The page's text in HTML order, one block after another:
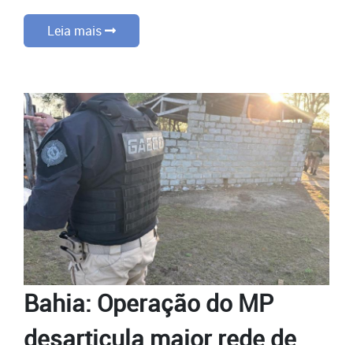
Leia mais
Bahia: Operação do MP